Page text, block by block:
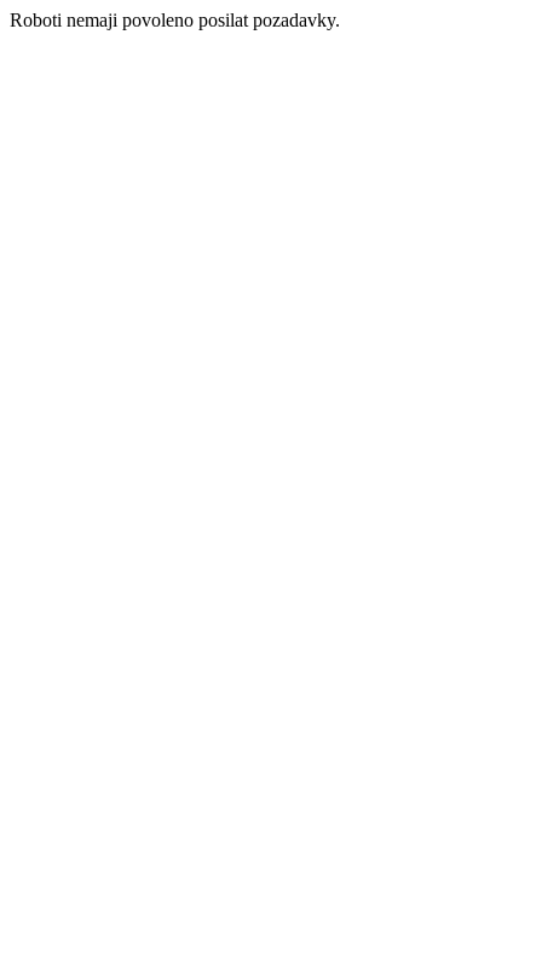
Roboti nemaji povoleno posilat pozadavky.